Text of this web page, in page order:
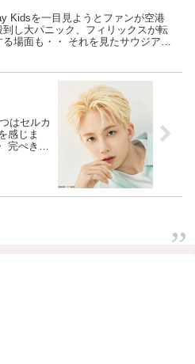
Kidsを一目見ようとファンが空港
到し大パニック、フィリックスが転
る場面も・・ それを見たサウジアラ
はセルカ
感じま
完ぺきに